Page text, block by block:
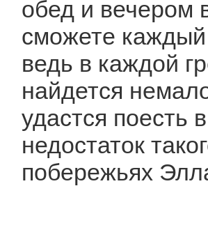
обед и вечером
сможете
ведь в каждой
найдется
удастся поесть
недостаток
побережьях